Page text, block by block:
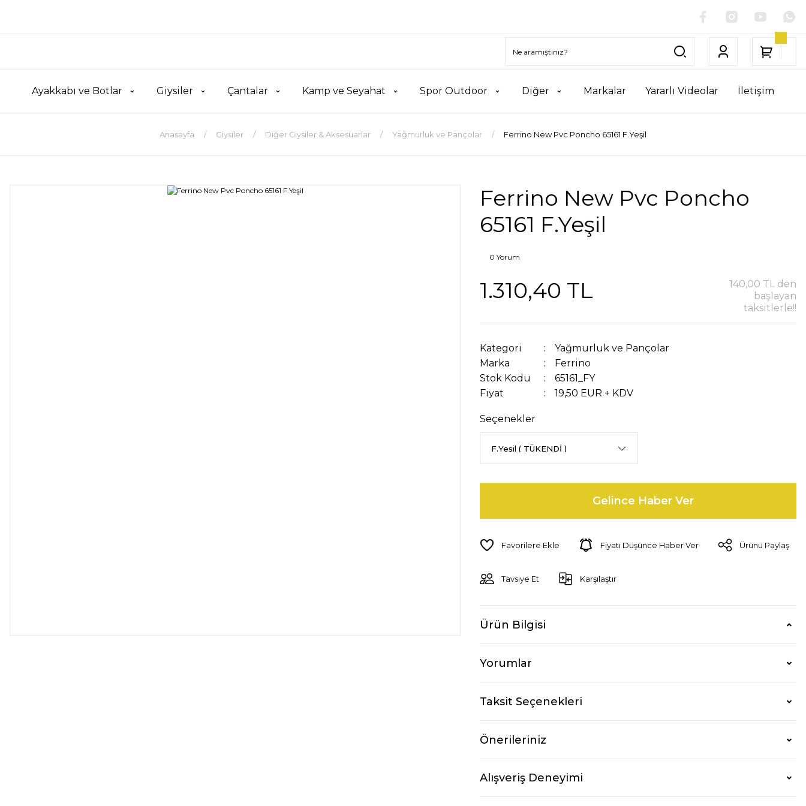
Ayakkabı ve Botlar Giysiler Çantalar Kamp ve Seyahat Spor Outdoor Diğer Markalar Yararlı Videolar İletişim
Anasayfa Giysiler Diğer Giysiler & Aksesuarlar Yağmurluk ve Pançolar Ferrino New Pvc Poncho 65161 F.Yeşil
Ferrino New Pvc Poncho
65161 F.Yeşil
0 Yorum
1.310,40 TL
140,00 TL den
başlayan
taksitlerle!!
Kategori
Yağmurluk ve Pançolar
Marka
Ferrino
Stok Kodu
65161_FY
Fiyat
19,50 EUR + KDV
Seçenekler
Gelince Haber Ver
Fiyatı Düşünce Haber Ver Ürünü Paylaş
Tavsiye Et Karşılaştır
Ürün Bilgisi
Yorumlar
Taksit Seçenekleri
Önerileriniz
Alışveriş Deneyimi